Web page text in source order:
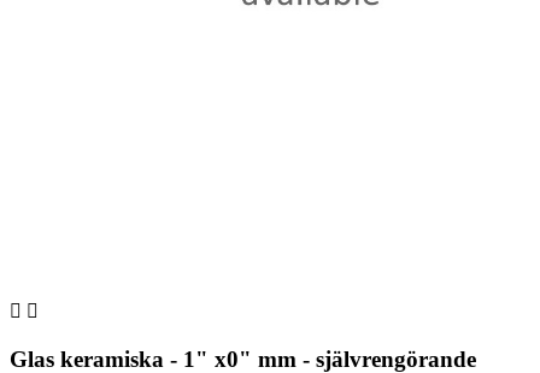
 
Glas keramiska - 1" x0" mm - självrengörande